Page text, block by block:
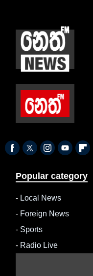
Popular category
- Local News
- Foreign News
- Sports
- Radio Live